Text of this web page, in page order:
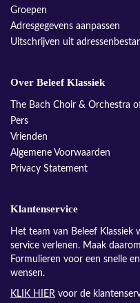
Groepen
Adresgegevens aanpassen
Uitschrijven uit
Over Beleef Klassiek
The Bach Choir & Orchestra
Pers
Vrienden
Algemene Voorwaarden
Privacy Statement
Klantenservice
Het team van Beleef Klassiek
service verlenen. Maak
Formulieren voor een snelle
wensen.
KLIK HIER voor de